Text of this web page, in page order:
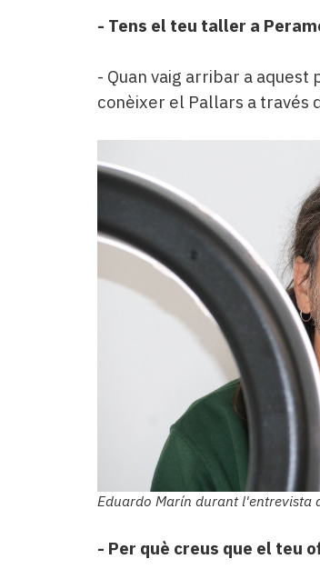
- Tens el teu taller a
- Quan vaig arribar a aquest
conèixer el Pallars a través
Eduardo Marín durant l'entrevista
- Per què creus que el teu